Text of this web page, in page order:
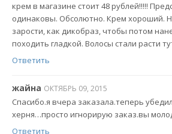
крем в магазине стоит 48 рублей!!!!!
одинаковы. Обсолютно. Крем хороший.
зарости, как дикобраз, чтобы потом
походить гладкой. Волосы стали расти
Ответить
жайна ОКТЯБРЬ 09, 2015
Спасибо.я вчера заказала.теперь
херня…просто игнорирую заказ.вы
Ответить